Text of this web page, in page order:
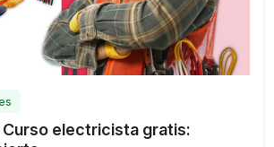
Curso electricista gratis: